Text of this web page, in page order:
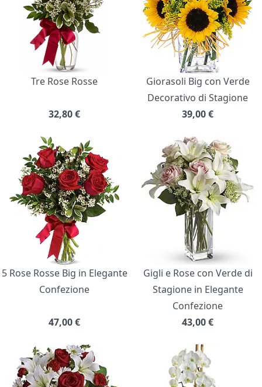
Tre Rose Rosse
32,80€
Giorasoli Big con Verde
Decorativo di Stagione
39,00€
5 Rose Rosse Big in Elegante
Confezione
47,00€
Gigli e Rose con Verde di
Stagione in Elegante
Confezione
43,00€